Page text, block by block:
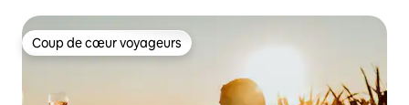
Coup de cœur voyageurs
Coup de cœur voyageurs